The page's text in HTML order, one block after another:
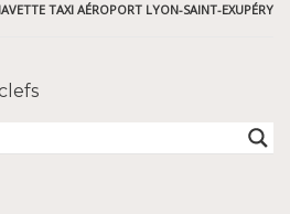
TAXI AÉROPORT LYON-SAINT-EXUPÉRY